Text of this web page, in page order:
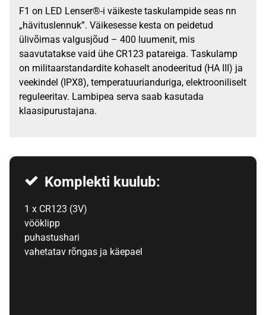
F1 on LED Lenser®-i väikeste taskulampide seas nn
„hävituslennuk”. Väikesesse kesta on peidetud
ülivõimas valgusjõud – 400 luumenit, mis
saavutatakse vaid ühe CR123 patareiga. Taskulamp
on militaarstandardite kohaselt anodeeritud (HA III) ja
veekindel (IPX8), temperatuurianduriga, elektrooniliselt
reguleeritav. Lambipea serva saab kasutada
klaasipurustajana.
Komplekti kuulub:
1 x CR123 (3V)
vööklipp
puhastushari
vahetatav rõngas ja käepael